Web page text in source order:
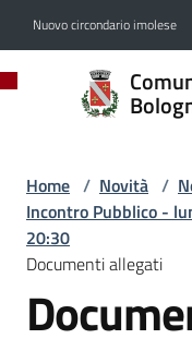
Nuovo circondario imolese
Comune
di
Guelfo
di
Amministrazione
Home / Novità /
Incontro Pubblico -
20:30
Documenti allegati